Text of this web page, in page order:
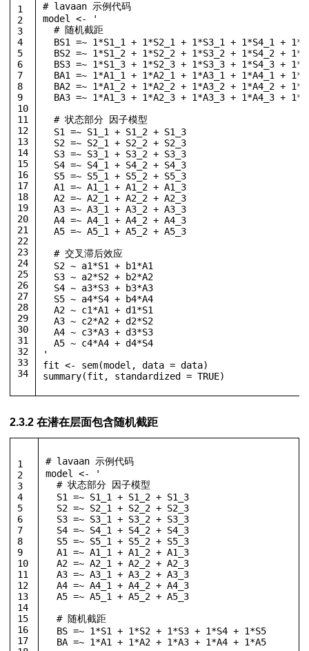
1
2
3
4
5
6
7
8
9
10
11
12
13
14
15
16
17
18
19
20
21
22
23
24
25
26
27
28
29
30
31
32
33
34
# lavaan 示例代码
model <-
'
  # 随机截距
BS1 =~ 1*S1_1 + 1*S2_1 + 1*S3_1 + 1*S4_1 +
BS2 =~ 1*S1_2 + 1*S2_2 + 1*S3_2 + 1*S4_2 +
BS3 =~ 1*S1_3 + 1*S2_3 + 1*S3_3 + 1*S4_3 +
BA1 =~ 1*A1_1 + 1*A2_1 + 1*A3_1 + 1*A4_1 +
BA2 =~ 1*A1_2 + 1*A2_2 + 1*A3_2 + 1*A4_2 +
BA3 =~ 1*A1_3 + 1*A2_3 + 1*A3_3 + 1*A4_3 +
  # 状态部分 因子模型
  S1 =~ S1_1 + S1_2 + S1_3
  S2 =~ S2_1 + S2_2 + S2_3
  S3 =~ S3_1 + S3_2 + S3_3
  S4 =~ S4_1 + S4_2 + S4_3
  S5 =~ S5_1 + S5_2 + S5_3
  A1 =~ A1_1 + A1_2 + A1_3
  A2 =~ A2_1 + A2_2 + A2_3
  A3 =~ A3_1 + A3_2 + A3_3
  A4 =~ A4_1 + A4_2 + A4_3
  A5 =~ A5_1 + A5_2 + A5_3
  # 交叉滞后效应
  S2 ~ a1*S1 + b1*A1
  S3 ~ a2*S2 + b2*A2
  S4 ~ a3*S3 + b3*A3
  S5 ~ a4*S4 + b4*A4
  A2 ~ c1*A1 + d1*S1
  A3 ~ c2*A2 + d2*S2
  A4 ~ c3*A3 + d3*S3
  A5 ~ c4*A4 + d4*S4
'
fit <- sem(model , data = data)
summary(fit , standardized = TRUE)
2.3.2 在潜在层面包含随机截距
1
2
3
4
5
6
7
8
9
10
11
12
13
14
15
16
17
# lavaan 示例代码
model <-
'
  # 状态部分 因子模型
  S1 =~ S1_1 + S1_2 + S1_3
  S2 =~ S2_1 + S2_2 + S2_3
  S3 =~ S3_1 + S3_2 + S3_3
  S4 =~ S4_1 + S4_2 + S4_3
  S5 =~ S5_1 + S5_2 + S5_3
  A1 =~ A1_1 + A1_2 + A1_3
  A2 =~ A2_1 + A2_2 + A2_3
  A3 =~ A3_1 + A3_2 + A3_3
  A4 =~ A4_1 + A4_2 + A4_3
  A5 =~ A5_1 + A5_2 + A5_3
  # 随机截距
  BS =~ 1*S1 + 1*S2 + 1*S3 + 1*S4 + 1*S5
  BA =~ 1*A1 + 1*A2 + 1*A3 + 1*A4 + 1*A5